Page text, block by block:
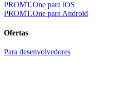
PROMT.One para iOS
PROMT.One para Android
Ofertas
Para desenvolvedores